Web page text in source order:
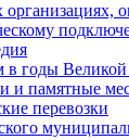
годы Великой
и памятные
перевозки